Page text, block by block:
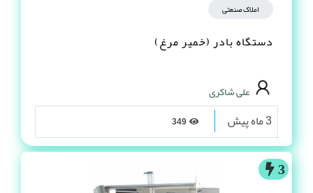
املاک صنعتی
دستگاه بادر (خمیر مرغ)
علی شاکری
3 ماه پیش
3